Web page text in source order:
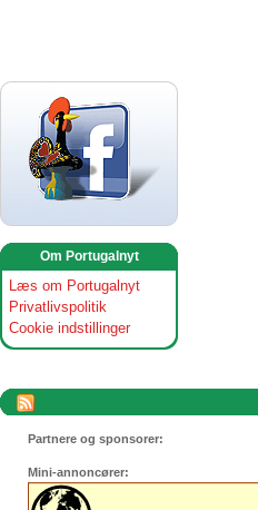
Om Portugalnyt
Læs om Portugalnyt
Privatlivspolitik
Cookie indstillinger
Partnere og sponsorer:
Mini-annoncører: